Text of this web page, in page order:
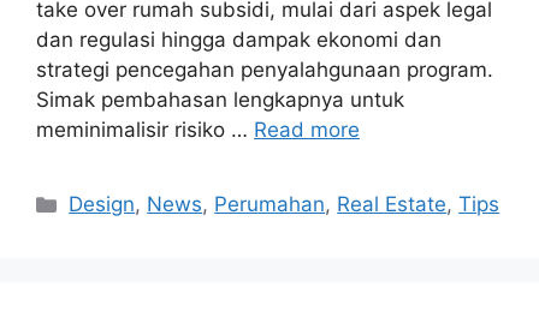
take over rumah subsidi, mulai dari aspek legal
dan regulasi hingga dampak ekonomi dan
strategi pencegahan penyalahgunaan program.
Simak pembahasan lengkapnya untuk
meminimalisir risiko … Read more
Categories
Design, News, Perumahan, Real Estate,Tips